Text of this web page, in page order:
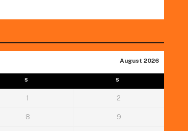
August 2026
S S
1 2
8 9